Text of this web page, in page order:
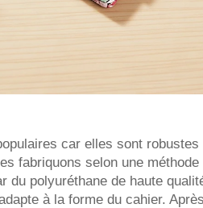
car elles sont robustes
fabriquons selon une méthode
du polyuréthane de haute
à la forme du cahier.